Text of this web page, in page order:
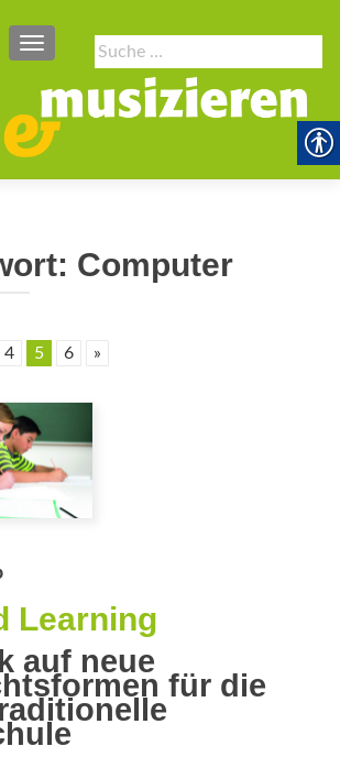
Suche
nach:
SCHALTE NAVIGATION
Computer
4 5 6 »
Learning
auf neue
für die